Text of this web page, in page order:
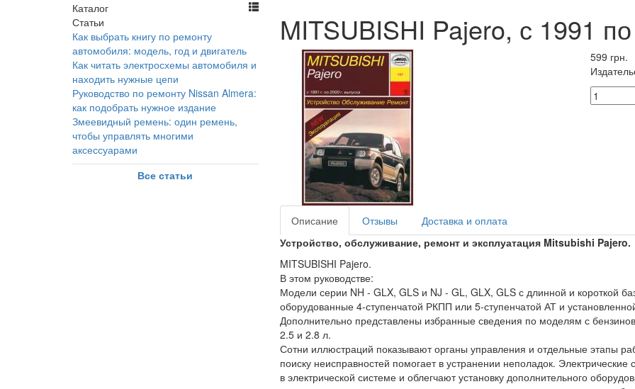
Каталог
Статьи
Как выбрать книгу по ремонту
автомобиля: модель, год и двигатель
Как читать электросхемы автомобиля и
находить нужные цепи
Руководство по ремонту Nissan Almera:
как подобрать нужное издание
Змеевидный ремень: один ремень,
чтобы управлять многими
аксессуарами
Все статьи
MITSUBISHI Pajero, с 1991
599 грн.
Описание Отзывы
Доставка и оплата
Устройство, обслуживание, ремонт и эксплуатация Mitsubishi Pajero.
MITSUBISHI Pajero.
В этом руководстве:
Модели серии NH - GLX, GLS и NJ - GL, GLX, GLS с длинной и короткой
оборудованные 4-ступенчатой РКПП или 5-ступенчатой АТ и
Дополнительно представлены избранные сведения по моделям с
2.5 и 2.8 л.
Сотни иллюстраций показывают органы управления и отдельные этапы
поиску неисправностей помогает в устранении неполадок.
в электрической системе и облегчают установку дополнительного